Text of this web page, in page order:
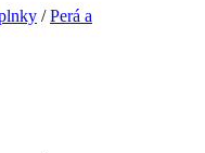
/Perá a